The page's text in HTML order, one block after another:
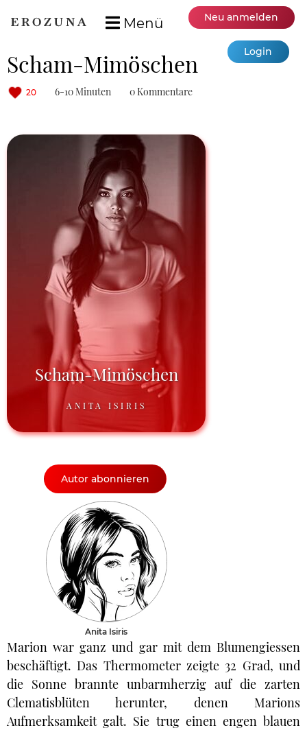
Menü Neu anmelden
Login
Scham-Mimöschen
20 6-10 Minuten 0 Kommentare
Scham-Mimöschen
ANITA ISIRIS
Autor abonnieren
Anita Isiris
Marion war ganz und gar mit dem Blumengiessen
beschäftigt. Das Thermometer zeigte 32 Grad, und
die Sonne brannte unbarmherzig auf die zarten
Clematisblüten herunter, denen Marions
Aufmerksamkeit galt. Sie trug einen engen blauen